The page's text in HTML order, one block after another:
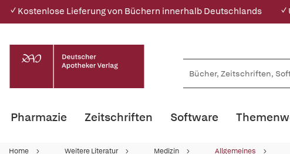
✓ Kostenlose Lieferung von Büchern innerhalb Deutschlands ✓
Pharmazie Zeitschriften Software
Home Weitere Literatur Medizin Allgemeines